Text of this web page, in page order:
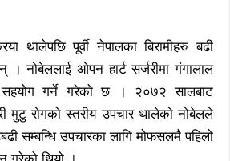
थालेपछि पूर्वी नेपालका बिरामीहरु बढी
। नोबेललाई ओपन हार्ट सर्जरीमा गंगालाल
सहयोग गर्ने गरेको छ । २०७२ सालबाट
मुटु रोगको स्तरीय उपचार थालेको नोबेलले
सम्बन्धि उपचारका लागि मोफसलमै पहिलो